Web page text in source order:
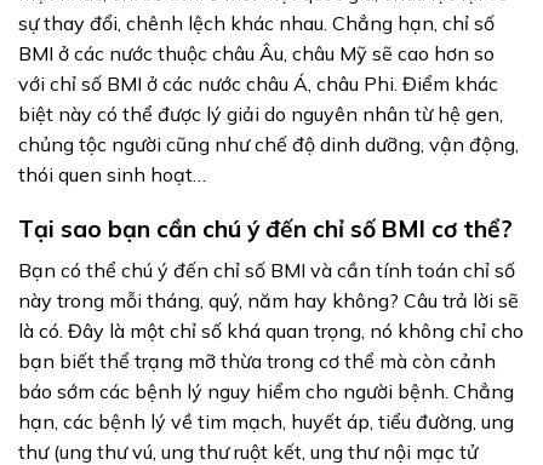
sự thay đổi, chênh lệch khác nhau. Chẳng hạn, chỉ số
BMI ở các nước thuộc châu Âu, châu Mỹ sẽ cao hơn so
với chỉ số BMI ở các nước châu Á, châu Phi. Điểm khác
biệt này có thể được lý giải do nguyên nhân từ hệ gen,
chủng tộc người cũng như chế độ dinh dưỡng, vận động,
thói quen sinh hoạt…
Tại sao bạn cần chú ý đến chỉ số BMI cơ thể?
Bạn có thể chú ý đến chỉ số BMI và cần tính toán chỉ số
này trong mỗi tháng, quý, năm hay không? Câu trả lời sẽ
là có. Đây là một chỉ số khá quan trọng, nó không chỉ cho
bạn biết thể trạng mỡ thừa trong cơ thể mà còn cảnh
báo sớm các bệnh lý nguy hiểm cho người bệnh. Chẳng
hạn, các bệnh lý về tim mạch, huyết áp, tiểu đường, ung
thư (ung thư vú, ung thư ruột kết, ung thư nội mạc tử